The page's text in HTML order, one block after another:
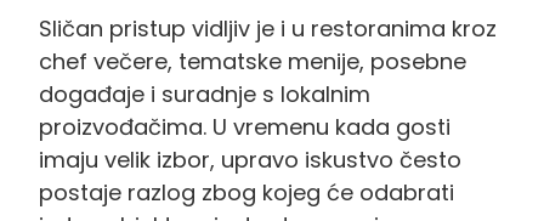
Sličan pristup vidljiv je i u restoranima kroz
chef večere, tematske menije, posebne
događaje i suradnje s lokalnim
proizvođačima. U vremenu kada gosti
imaju velik izbor, upravo iskustvo često
postaje razlog zbog kojeg će odabrati